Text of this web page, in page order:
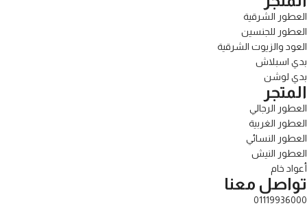
العطور الشرقية
العطور للجنسين
العود والزيوت الشرقية
بدي اسبلاش
بدي لوشن
المتجر
العطور الرجالي
العطور الغربية
العطور النسائي
العطور النيش
أعواد خام
تواصل معنا
01119936000